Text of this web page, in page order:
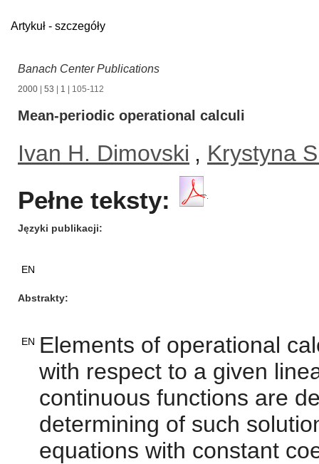
Artykuł - szczegóły
Banach Center Publications
2000 53 1 | 105-112
Mean-periodic operational calculi
Ivan H. Dimovski , Krystyna
Pełne teksty:
Języki publikacji
EN
Abstrakty
EN Elements of operational
with respect to a given
continuous functions are
determining of such
equations with constant